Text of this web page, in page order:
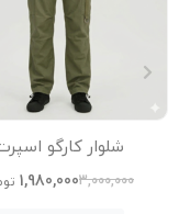
شلوار کارگو اسپرت
3,000,000
1,980,000تومان